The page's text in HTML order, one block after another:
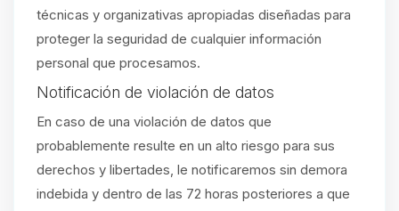
técnicas y organizativas apropiadas diseñadas para
proteger la seguridad de cualquier información
personal que procesamos.
Notificación de violación de datos
En caso de una violación de datos que
probablemente resulte en un alto riesgo para sus
derechos y libertades, le notificaremos sin demora
indebida y dentro de las 72 horas posteriores a que